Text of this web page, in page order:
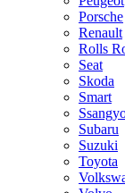
Porsche
Renault
Rolls
Seat
Skoda
Smart
Subaru
Suzuki
Toyota